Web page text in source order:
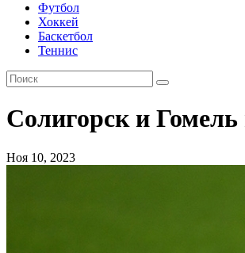
Футбол
Хоккей
Баскетбол
Теннис
Солигорск и
Ноя 10, 2023